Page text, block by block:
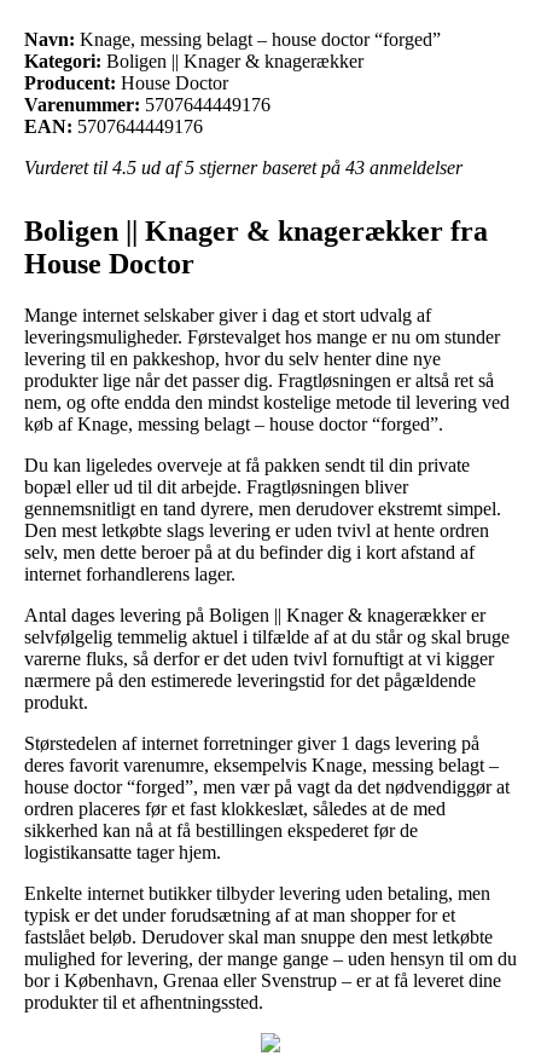
Navn: Knage, messing belagt – house doctor “forged”
Kategori: Boligen || Knager & knagerækker
Producent: House Doctor
Varenummer: 5707644449176
EAN: 5707644449176
Vurderet til 4.5 ud af 5 stjerner baseret på 43 anmeldelser
Boligen || Knager & knagerækker fra
House Doctor
Mange internet selskaber giver i dag et stort udvalg af
leveringsmuligheder. Førstevalget hos mange er nu om stunder
levering til en pakkeshop, hvor du selv henter dine nye
produkter lige når det passer dig. Fragtløsningen er altså ret så
nem, og ofte endda den mindst kostelige metode til levering ved
køb af Knage, messing belagt – house doctor “forged”.
Du kan ligeledes overveje at få pakken sendt til din private
bopæl eller ud til dit arbejde. Fragtløsningen bliver
gennemsnitligt en tand dyrere, men derudover ekstremt simpel.
Den mest letkøbte slags levering er uden tvivl at hente ordren
selv, men dette beroer på at du befinder dig i kort afstand af
internet forhandlerens lager.
Antal dages levering på Boligen || Knager & knagerækker er
selvfølgelig temmelig aktuel i tilfælde af at du står og skal bruge
varerne fluks, så derfor er det uden tvivl fornuftigt at vi kigger
nærmere på den estimerede leveringstid for det pågældende
produkt.
Størstedelen af internet forretninger giver 1 dags levering på
deres favorit varenumre, eksempelvis Knage, messing belagt –
house doctor “forged”, men vær på vagt da det nødvendiggør at
ordren placeres før et fast klokkeslæt, således at de med
sikkerhed kan nå at få bestillingen ekspederet før de
logistikansatte tager hjem.
Enkelte internet butikker tilbyder levering uden betaling, men
typisk er det under forudsætning af at man shopper for et
fastslået beløb. Derudover skal man snuppe den mest letkøbte
mulighed for levering, der mange gange – uden hensyn til om du
bor i København, Grenaa eller Svenstrup – er at få leveret dine
produkter til et afhentningssted.